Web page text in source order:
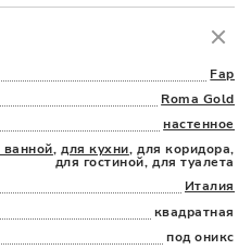
Fap
Roma Gold
настенное
ванной,для кухни, для коридора,
для гостиной, для туалета
Италия
квадратная
под оникс